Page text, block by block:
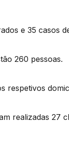
e 35 casos
260 pessoas.
respetivos
realizadas 27